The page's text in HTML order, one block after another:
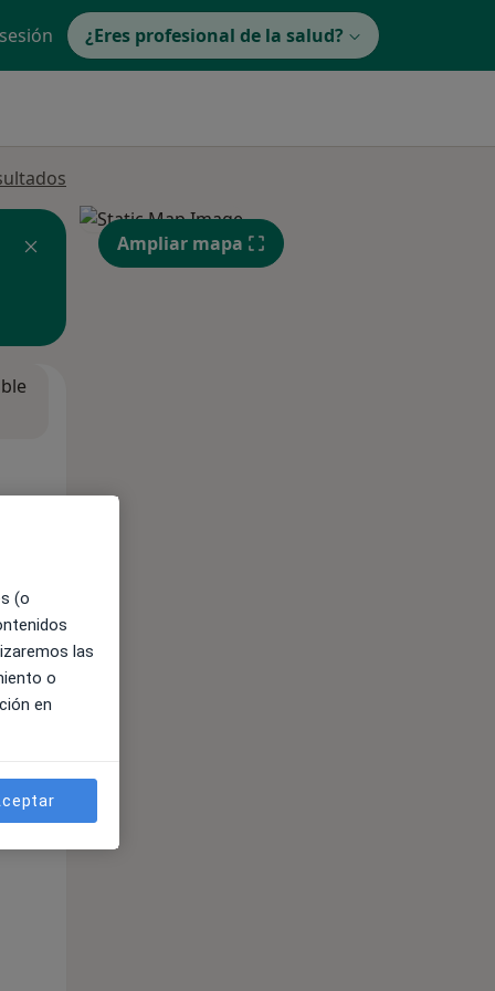
¿Eres profesional de la salud?
Ampliar mapa
(o
las
o
en